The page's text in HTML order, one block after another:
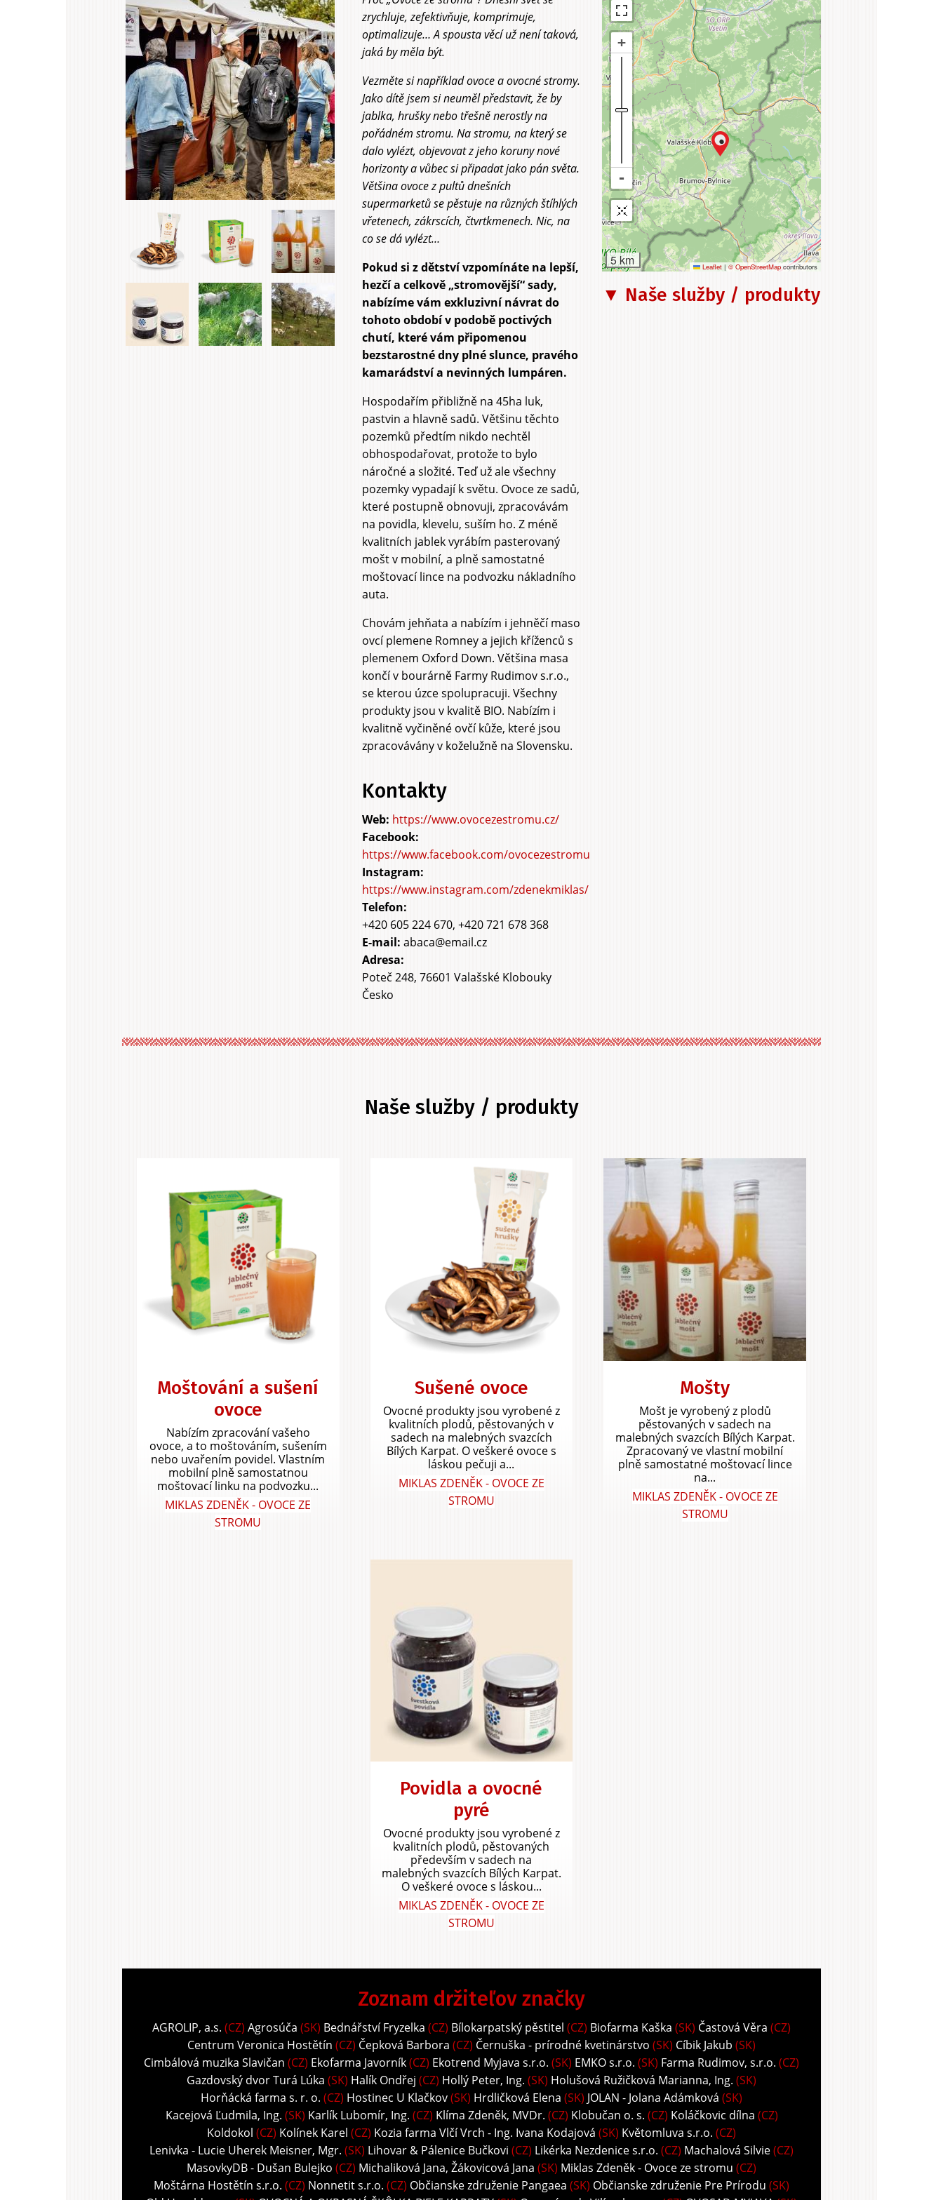
karty
.
zrychluje, zefektivňuje, komprimuje,
optimalizuje… A spousta věcí už není taková,
jaká by měla být.
Vezměte si například ovoce a ovocné stromy.
Jako dítě jsem si neuměl představit, že by
jablka, hrušky nebo třešně nerostly na
pořádném stromu. Na stromu, na který se
dalo vylézt, objevovat z jeho koruny nové
horizonty a vůbec si připadat jako pán světa.
Většina ovoce z pultů dnešních
supermarketů se pěstuje na různých štíhlých
vřetenech, zákrscích, čtvrtkmenech. Nic, na
co se dá vylézt…
Pokud si z dětství vzpomínáte na lepší,
hezčí a celkově „stromovější“ sady,
nabízíme vám exkluzivní návrat do
tohoto období v podobě poctivých
chutí, které vám připomenou
bezstarostné dny plné slunce, pravého
kamarádství a nevinných lumpáren.
Hospodařím přibližně na 45ha luk,
pastvin a hlavně sadů. Většinu těchto
pozemků předtím nikdo nechtěl
obhospodařovat, protože to bylo
náročné a složité. Teď už ale všechny
pozemky vypadají k světu. Ovoce ze sadů,
které postupně obnovuji, zpracovávám
na povidla, klevelu, suším ho. Z méně
kvalitních jablek vyrábím pasterovaný
mošt v mobilní, a plně samostatné
moštovací lince na podvozku nákladního
auta.
Chovám jehňata a nabízím i jehněčí maso
ovcí plemene Romney a jejich kříženců s
plemenem Oxford Down. Většina masa
končí v bourárně Farmy Rudimov s.r.o.,
se kterou úzce spolupracuji. Všechny
produkty jsou v kvalitě BIO. Nabízím i
kvalitně vyčiněné ovčí kůže, které jsou
zpracovávány v koželužně na Slovensku.
Kontakty
https://www.ovocezestromu.cz/
https://www.facebook.com/ovocezestromu
https://www.instagram.com/zdenekmiklas/
Telefon:
+420 605 224 670, +420 721 678 368
E-mail: abaca@email.cz
Adresa:
Poteč 248, 76601 Valašské Klobouky
Česko
5 km Leaflet | © OpenStreetMapcontributors
▼ Naše služby / produkty
Naše služby / produkty
Moštování a sušení
ovoce
Nabízím zpracování vašeho
ovoce, a to moštováním, sušením
nebo uvařením povidel. Vlastním
mobilní plně samostatnou
moštovací linku na podvozku...
MIKLAS ZDENĚK - OVOCE ZE
STROMU
Sušené ovoce
Ovocné produkty jsou vyrobené z
kvalitních plodů, pěstovaných v
sadech na malebných svazcích
Bílých Karpat. O veškeré ovoce s
láskou pečuji a...
MIKLAS ZDENĚK - OVOCE ZE
STROMU
Mošty
Mošt je vyrobený z plodů
pěstovaných v sadech na
malebných svazcích Bílých Karpat.
Zpracovaný ve vlastní mobilní
plně samostatné moštovací lince
na...
MIKLAS ZDENĚK - OVOCE ZE
STROMU
Povidla a ovocné
pyré
Ovocné produkty jsou vyrobené z
kvalitních plodů, pěstovaných
především v sadech na
malebných svazcích Bílých Karpat.
O veškeré ovoce s láskou...
MIKLAS ZDENĚK - OVOCE ZE
STROMU
Zoznam držiteľov značky
AGROLIP, a.s. (CZ) Agrosúča (SK) Bednářství Fryzelka (CZ) Bílokarpatský pěstitel (CZ) Biofarma Kaška (SK) Častová Věra (CZ)
Centrum Veronica Hostětín (CZ) Čepková Barbora (CZ) Černuška - prírodné kvetinárstvo (SK) Cíbik Jakub (SK)
Cimbálová muzika Slavičan (CZ) Ekofarma Javorník(CZ) Ekotrend Myjava s.r.o. (SK) EMKO s.r.o. (SK) Farma Rudimov, s.r.o. (CZ)
Gazdovský dvor Turá Lúka (SK) Halík Ondřej (CZ) Hollý Peter, Ing. (SK) Holušová Ružičková Marianna, Ing. (SK)
Horňácká farma s. r. o. (CZ) Hostinec U Klačkov(SK) Hrdličková Elena (SK) JOLAN - Jolana Adámková (SK)
Kacejová Ľudmila, Ing. (SK) Karlík Lubomír, Ing. (CZ) Klíma Zdeněk, MVDr. (CZ) Klobučan o. s. (CZ) Koláčkovic dílna (CZ)
Koldokol (CZ) Kolínek Karel (CZ) Kozia farma Vlčí Vrch - Ing. Ivana Kodajová (SK) Květomluva s.r.o. (CZ)
Lenivka - Lucie Uherek Meisner, Mgr. (SK) Lihovar & Pálenice Bučkovi (CZ) Likérka Nezdenice s.r.o. (CZ) Machalová Silvie(CZ)
MasovkyDB - Dušan Bulejko (CZ) Michaliková Jana, Žákovicová Jana (SK) Miklas Zdeněk - Ovoce ze stromu (CZ)
Moštárna Hostětín s.r.o. (CZ) Nonnetit s.r.o. (CZ) Občianske združenie Pangaea (SK) Občianske združenie Pre Prírodu (SK)